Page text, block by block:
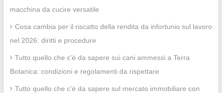
macchina da cucire versatile
Cosa cambia per il riscatto della rendita da infortunio sul lavoro
nel 2026: diritti e procedure
Tutto quello che c’è da sapere sui cani ammessi a Terra
Botanica: condizioni e regolamenti da rispettare
Tutto quello che c’è da sapere sul mercato immobiliare con